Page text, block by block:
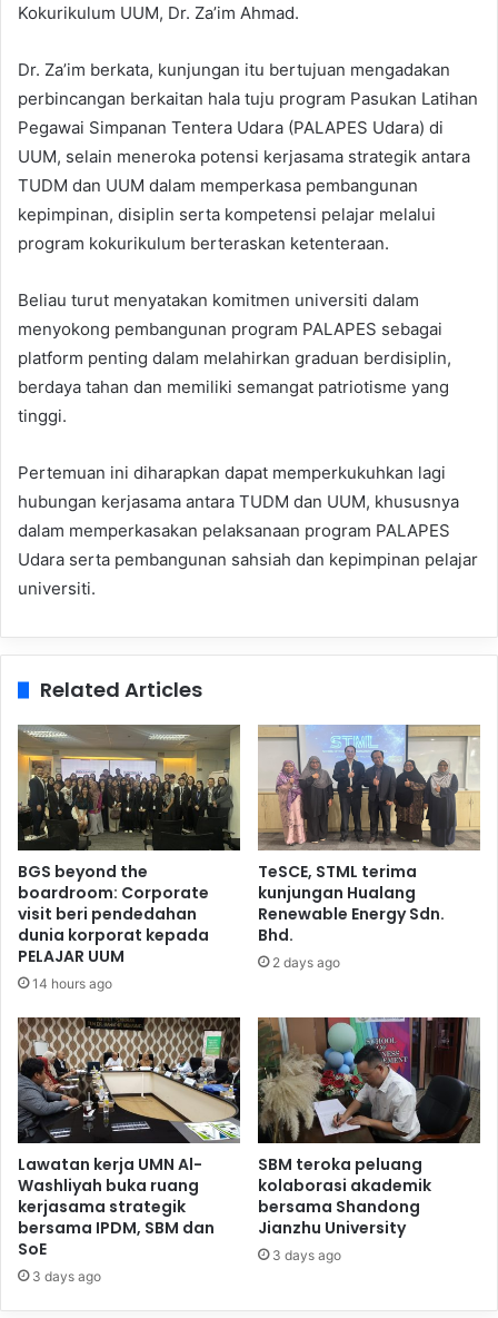
Kokurikulum UUM, Dr. Za’im Ahmad.
Dr. Za’im berkata, kunjungan itu bertujuan mengadakan
perbincangan berkaitan hala tuju program Pasukan Latihan
Pegawai Simpanan Tentera Udara (PALAPES Udara) di
UUM, selain meneroka potensi kerjasama strategik antara
TUDM dan UUM dalam memperkasa pembangunan
kepimpinan, disiplin serta kompetensi pelajar melalui
program kokurikulum berteraskan ketenteraan.
Beliau turut menyatakan komitmen universiti dalam
menyokong pembangunan program PALAPES sebagai
platform penting dalam melahirkan graduan berdisiplin,
berdaya tahan dan memiliki semangat patriotisme yang
tinggi.
Pertemuan ini diharapkan dapat memperkukuhkan lagi
hubungan kerjasama antara TUDM dan UUM, khususnya
dalam memperkasakan pelaksanaan program PALAPES
Udara serta pembangunan sahsiah dan kepimpinan pelajar
universiti.
Related Articles
BGS beyond the
boardroom: Corporate
visit beri pendedahan
dunia korporat kepada
PELAJAR UUM
14 hours ago
TeSCE, STML terima
kunjungan Hualang
Renewable Energy Sdn.
Bhd.
2 days ago
Lawatan kerja UMN Al-
Washliyah buka ruang
kerjasama strategik
bersama IPDM, SBM dan
SoE
3 days ago
SBM teroka peluang
kolaborasi akademik
bersama Shandong
Jianzhu University
3 days ago